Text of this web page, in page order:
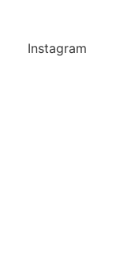
Instagram